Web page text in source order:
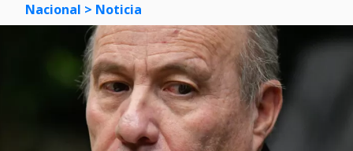
Nacional > Noticia